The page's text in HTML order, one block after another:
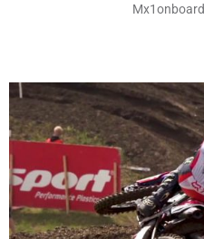
Mx1onboard